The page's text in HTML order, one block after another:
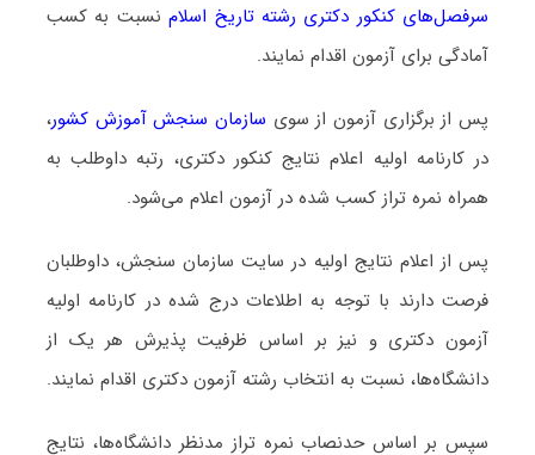
سرفصل‌های کنکور دکتری رشته ﺗﺎرﻳﺦ اﺳﻼمنسبت به کسب
آمادگی برای آزمون اقدام نمایند.
پس از برگزاری آزمون از سوی سازمان سنجش آموزش کشور،
در کارنامه اولیه اعلام نتایج کنکور دکتری، رتبه داوطلب به
همراه نمره تراز کسب شده در آزمون اعلام می‌شود.
پس از اعلام نتایج اولیه در سایت سازمان سنجش، داوطلبان
فرصت دارند با توجه به اطلاعات درج شده در کارنامه اولیه
آزمون دکتری و نیز بر اساس ظرفیت پذیرش هر یک از
دانشگاه‌ها، نسبت به انتخاب رشته آزمون دکتری اقدام نمایند.
سپس بر اساس حدنصاب نمره تراز مدنظر دانشگاه‌ها، نتایج